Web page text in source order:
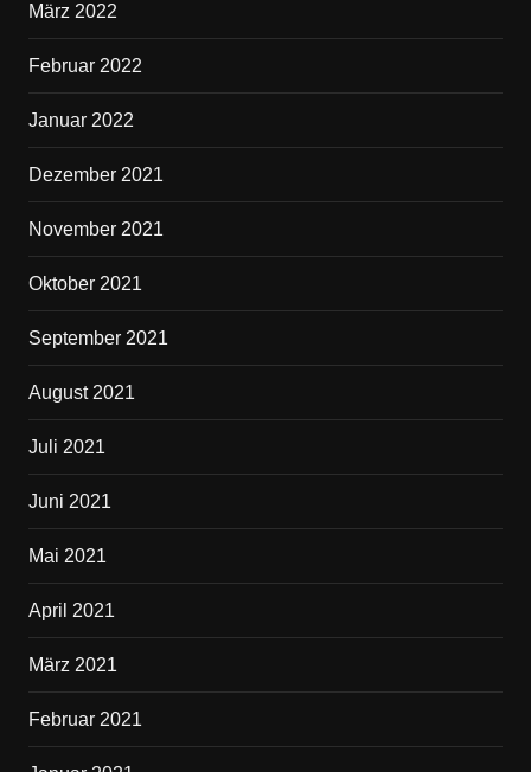
März 2022
Februar 2022
Januar 2022
Dezember 2021
November 2021
Oktober 2021
September 2021
August 2021
Juli 2021
Juni 2021
Mai 2021
April 2021
März 2021
Februar 2021